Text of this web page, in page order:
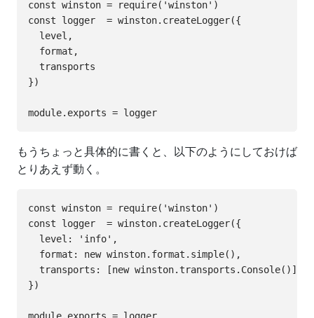
const winston = require('winston')
const logger  = winston.createLogger({
  level,
  format,
  transports
})
もうちょっと具体的に書くと、以下のようにしておけば
とりあえず動く。
const winston = require('winston')
const logger  = winston.createLogger({
  level: 'info',
  format: new winston.format.simple(),
  transports: [new winston.transports.Console()]
})